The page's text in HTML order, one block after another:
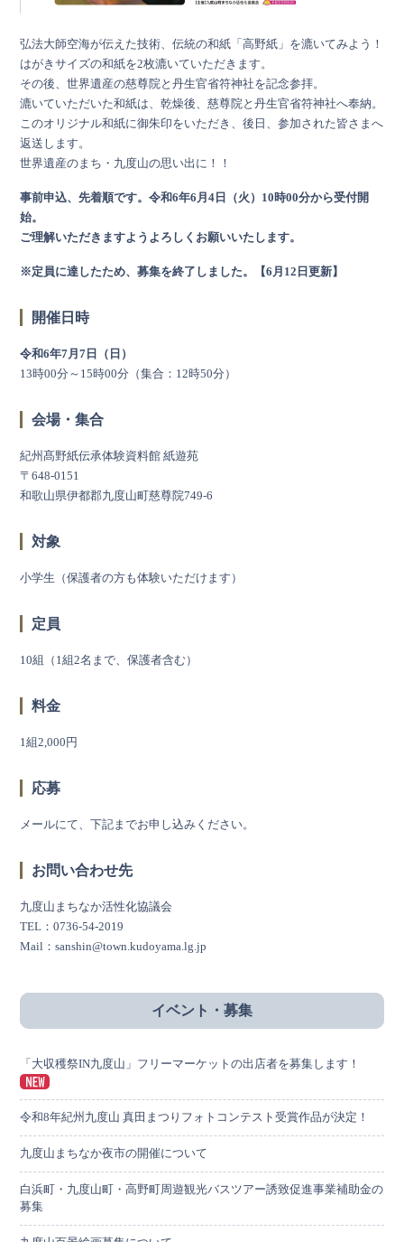
弘法大師空海が伝えた技術、伝統の和紙「高野紙」を漉いてみよう！
はがきサイズの和紙を2枚漉いていただきます。
その後、世界遺産の慈尊院と丹生官省符神社を記念参拝。
漉いていただいた和紙は、乾燥後、慈尊院と丹生官省符神社へ奉納。
このオリジナル和紙に御朱印をいただき、後日、参加された皆さまへ
返送します。
世界遺産のまち・九度山の思い出に！！
事前申込、先着順です。令和6年6月4日（火）10時00分から受付開
始。
ご理解いただきますようよろしくお願いいたします。
※定員に達したため、募集を終了しました。【6月12日更新】
開催日時
令和6年7月7日（日）
13時00分～15時00分（集合：12時50分）
会場・集合
紀州髙野紙伝承体験資料館 紙遊苑
〒648-0151
和歌山県伊都郡九度山町慈尊院749-6
対象
小学生（保護者の方も体験いただけます）
定員
10組（1組2名まで、保護者含む）
料金
1組2,000円
応募
メールにて、下記までお申し込みください。
お問い合わせ先
九度山まちなか活性化協議会
TEL：0736-54-2019
Mail：sanshin@town.kudoyama.lg.jp
イベント・募集
「大収穫祭IN九度山」フリーマーケットの出店者を募集します！
令和8年紀州九度山 真田まつりフォトコンテスト受賞作品が決定！
九度山まちなか夜市の開催について
白浜町・九度山町・高野町周遊観光バスツアー誘致促進事業補助金の
募集